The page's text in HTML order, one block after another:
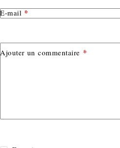
E-mail *
Ajouter un commentaire *